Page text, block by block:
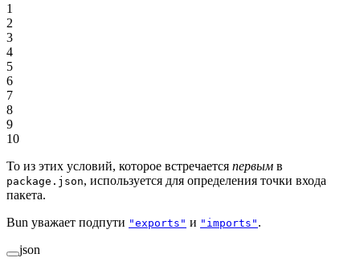
1
2
3
4
5
6
7
8
9
10
То из этих условий, которое встречается первым в
package.json, используется для определения точки входа
пакета.
Bun уважает подпути "exports" и "imports" .
json